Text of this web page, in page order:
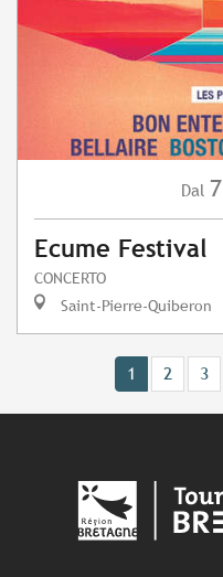
Dal 7
Ecume Festival
CONCERTO
Saint-Pierre-Quiberon
1 2 3